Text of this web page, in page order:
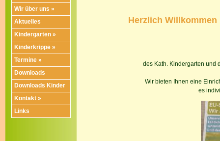
Wir über uns »
Aktuelles
Kindergarten »
Kinderkrippe »
Termine »
Downloads
Downloads Kinder
Kontakt »
Links
Herzlich Willkommen
des Kath. Kindergarten und
Wir bieten Ihnen eine
es